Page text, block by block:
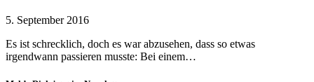
5. September 2016
Es ist schrecklich, doch es war abzusehen, dass so etwas
irgendwann passieren musste: Bei einem…